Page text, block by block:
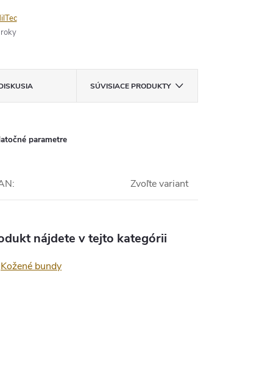
SÚVISIACE PRODUKTY
parametre
: Zvoľte variant
nájdete v tejto kategórii
Kožené bundy